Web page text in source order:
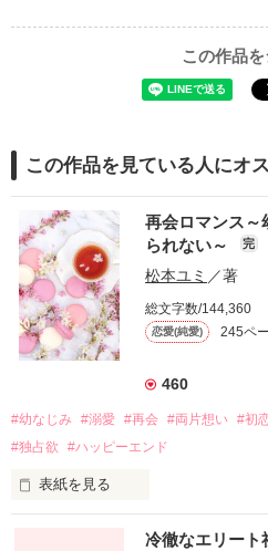
この作品
この作品を見ている人にオ
再会ロマンス～
られない～
完
松本ユミ ／著
総文字数/144,360
恋愛(純愛) 245ペ
460
#幼なじみ #溺愛 #再会 #両片想い #初
#独占欲
#ハッピーエンド
表紙を見る
冷徹なエリート